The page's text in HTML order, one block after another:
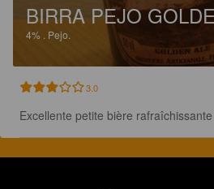
BIRRA PEJO
4% . Pejo.
3.0
Excellente petite bière rafraîchissante